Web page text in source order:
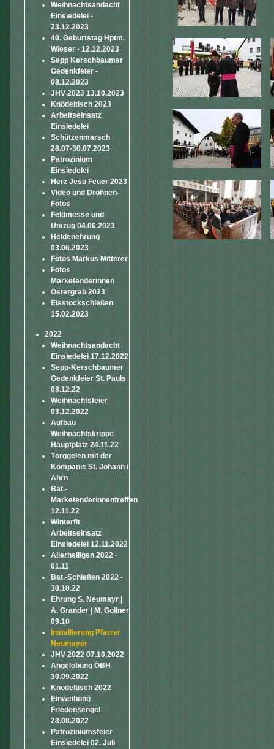
Weihnachtsandacht
Einsiedelei -
23.12.2023
40. Geburtstag Hptm.
Wieser - 12.12.2023
Sepp Kerschbaumer
Gedenkfeier -
08.12.2023
JHV 2023 13.10.2023
Knödeltisch 2023
Arbeitseinsatz
Einsiedelei
Schützenmarsch
28.07-30.07.2023
Patrozinium
Einsiedelei
Herz Jesu Feuer 2023
Video und Drohnen-
Fotos
Feldmesse und
Umzug 04.06.2023
Heldenehrung
03.06.2023
Fotos Markus Mitterer
Fotos
Marketenderinnen
Ostergrab 2023
Eisstockschießen
15.02.2023
2022
Weihnachtsandacht
Einsiedelei 17.12.2022
Sepp-Kerschbaumer
Gedenkfeier St. Pauls
08.12.22
Weihnachtsfeier
03.12.2022
Aufbau
Weihnachtskrippe
Hauptplatz 24.11.22
Törggelen mit der
Kompanie St. Johann /
Ahrn
Bat.-
Marketenderinnentreffen
12.11.22
Winterfit
Arbeitseinsatz
Einsiedelei 12.11.2022
Allerheiligen 2022 -
01.11
Bat.-Schießen 2022 -
30.10.22
Ehrung S. Neumayr |
A. Grander | M. Gollner
09.10
Installierung Pfarrer
Neumayer
JHV 2022 07.10.2022
Angelobung ÖBH
30.09.2022
Knödeltisch 2022
Einweihung
Friedensengel
28.08.2022
Patroziniumsfeier
Einsiedelei 02. Juli